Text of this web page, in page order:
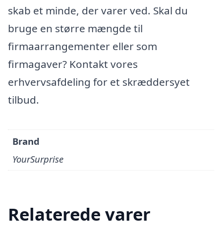
skab et minde, der varer ved. Skal du
bruge en større mængde til
firmaarrangementer eller som
firmagaver? Kontakt vores
erhvervsafdeling for et skræddersyet
tilbud.
Brand
YourSurprise
Relaterede varer